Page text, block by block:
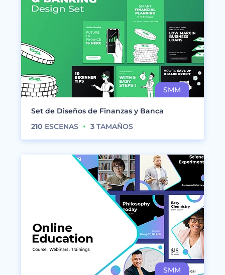
Set de Diseños de Finanzas y Banca
210 ESCENAS 3 TAMAÑOS